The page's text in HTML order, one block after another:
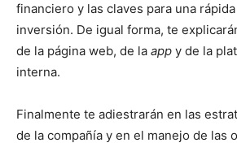
financiero y las claves para una
inversión. De igual forma, te
de la página web, de la app y de la
interna.
Finalmente te adiestrarán en las
de la compañía y en el manejo de las